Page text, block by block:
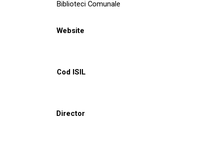
Biblioteci Comunale
Website
Cod ISIL
Director